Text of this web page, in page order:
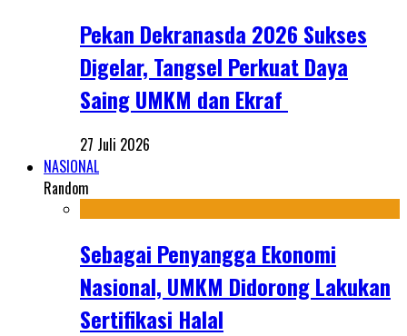
Pekan Dekranasda 2026 Sukses
Digelar, Tangsel Perkuat Daya
Saing UMKM dan Ekraf
27 Juli 2026
NASIONAL
Random
Sebagai Penyangga Ekonomi
Nasional, UMKM Didorong Lakukan
Sertifikasi Halal